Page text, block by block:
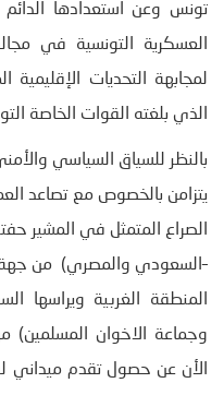
تونس وعن استعدادها الدائم
العسكرية التونسية في
لمجابهة التحديات
الذي بلغته القوات الخاصة
بالنظر للسياق السياسي
يتزامن بالخصوص مع تصاعد
الصراع المتمثل في المشير
–السعودي والمصري) من جهة
المنطقة الغربية ويراسها
وجماعة الاخوان المسلمين)
الأن عن حصول تقدم ميداني